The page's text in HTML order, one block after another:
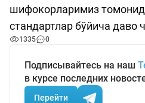
шифокорларимиз
стандартлар бўйича даво
1335 0
Подписывайтесь на наш
в курсе последних
Перейти